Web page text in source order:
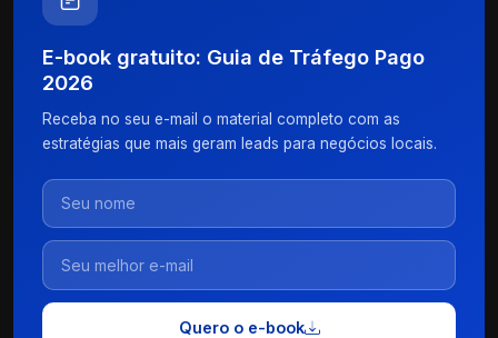
E-book gratuito: Guia de Tráfego Pago
2026
Receba no seu e-mail o material completo com as
estratégias que mais geram leads para negócios locais.
Quero o e-book